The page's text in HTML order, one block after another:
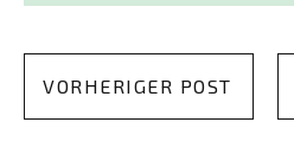
VORHERIGER POST